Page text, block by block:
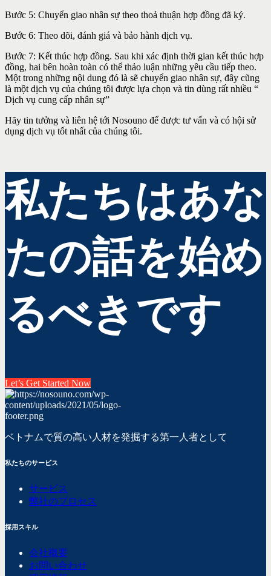
Bước 5: Chuyển giao nhân sự theo thoả thuận hợp đồng đã ký.
Bước 6: Theo dõi, đánh giá và bảo hành dịch vụ.
Bước 7: Kết thúc hợp đồng. Sau khi xác định thời gian kết thúc hợp
đồng, hai bên hoàn toàn có thể thảo luận những yêu cầu tiếp theo.
Một trong những nội dung đó là sẽ chuyển giao nhân sự, đây cũng
là một dịch vụ của chúng tôi được lựa chọn và tin dùng rất nhiều “
Dịch vụ cung cấp nhân sự”
Hãy tin tưởng và liên hệ tới Nosouno để được tư vấn và có hội sử
dụng dịch vụ tốt nhất của chúng tôi.
私たちはあな
たの話を始め
るべきです
Let’s Get Started Now
ベトナムで質の高い人材を発掘する第一人者として
私たちのサービス
サービス
弊社のプロセス
採用スキル
会社概要
お問い合わせ